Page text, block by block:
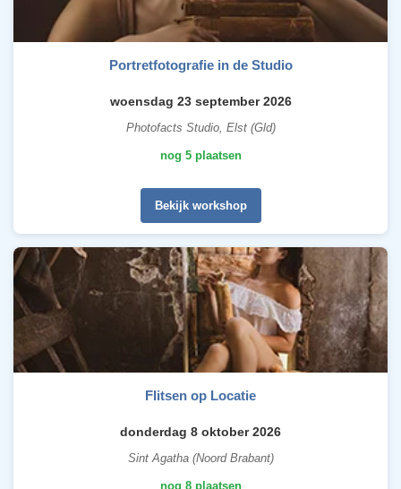
Portretfotografie in de Studio
woensdag 23 september 2026
Photofacts Studio, Elst (Gld)
nog 5 plaatsen
Bekijk workshop
Flitsen op Locatie
donderdag 8 oktober 2026
Sint Agatha (Noord Brabant)
nog 8 plaatsen